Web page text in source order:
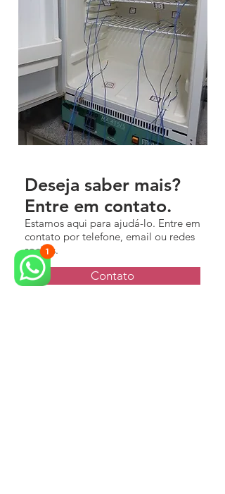
Deseja saber mais?
Entre em contato.
Estamos aqui para ajudá-lo. Entre em
contato por telefone, email ou redes
sociais.
Contato